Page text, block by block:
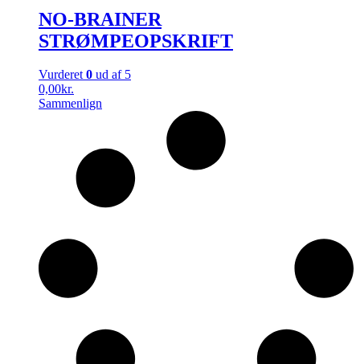
NO-BRAINER
STRØMPEOPSKRIFT
Vurderet0 ud af 5
0,00kr.
Sammenlign